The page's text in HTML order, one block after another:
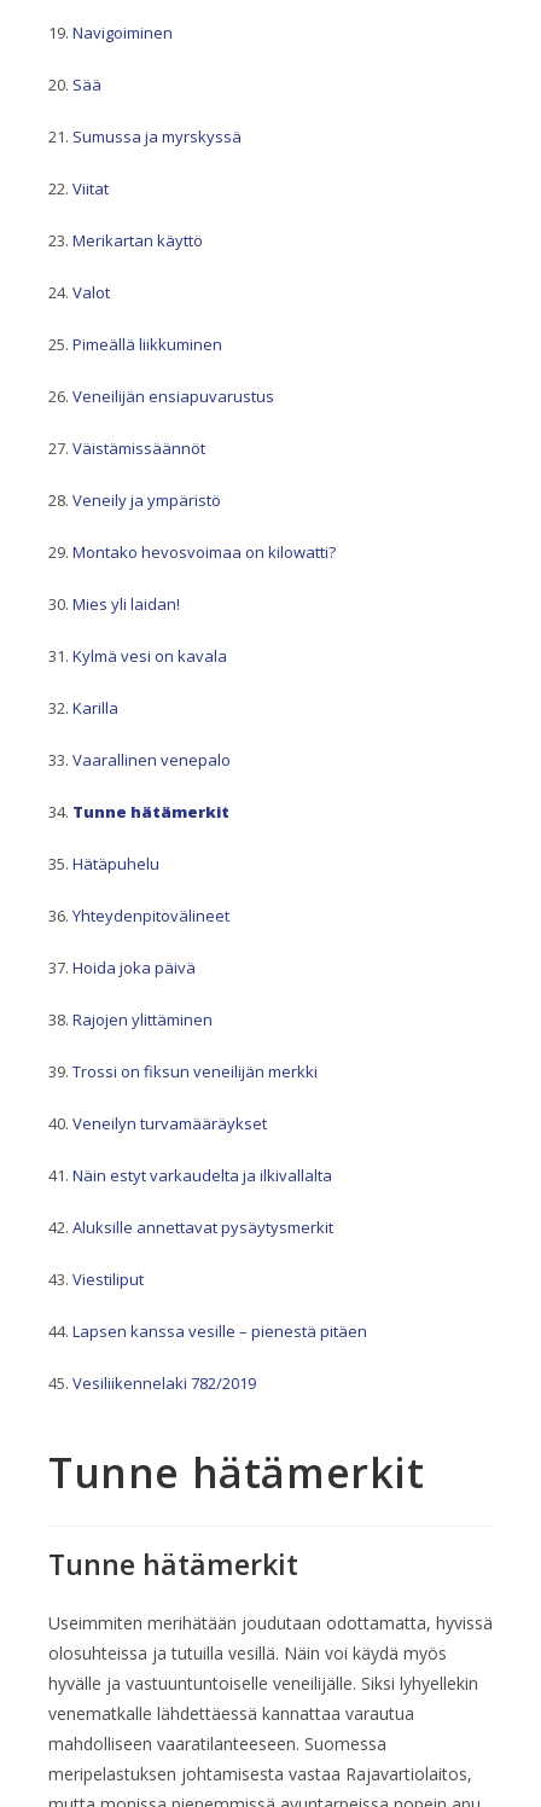
Navigoiminen
Sää
Sumussa ja myrskyssä
Viitat
Merikartan käyttö
Valot
Pimeällä liikkuminen
Veneilijän ensiapuvarustus
Väistämissäännöt
Veneily ja ympäristö
Montako hevosvoimaa on kilowatti?
Mies yli laidan!
Kylmä vesi on kavala
Karilla
Vaarallinen venepalo
Tunne hätämerkit
Hätäpuhelu
Yhteydenpitovälineet
Hoida joka päivä
Rajojen ylittäminen
Trossi on fiksun veneilijän merkki
Veneilyn turvamääräykset
Näin estyt varkaudelta ja ilkivallalta
Aluksille annettavat pysäytysmerkit
Viestiliput
Lapsen kanssa vesille – pienestä pitäen
Vesiliikennelaki 782/2019
Tunne hätämerkit
Tunne hätämerkit
Useimmiten merihätään joudutaan odottamatta, hyvissä
olosuhteissa ja tutuilla vesillä. Näin voi käydä myös
hyvälle ja vastuuntuntoiselle veneilijälle. Siksi lyhyellekin
venematkalle lähdettäessä kannattaa varautua
mahdolliseen vaaratilanteeseen. Suomessa
meripelastuksen johtamisesta vastaa Rajavartiolaitos,